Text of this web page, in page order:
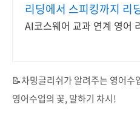
리딩에서 스피킹까지 리
AI코스웨어 교과 연계 영어
📝차밍글리쉬가 알려주는 영어수
영어수업의 꽃, 말하기 차시!